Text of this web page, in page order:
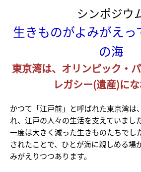
シンポジウ
生きものがよみがえっ
の海
東京湾は、オリンピック・
レガシー(遺産)に
かつて「江戸前」と呼ばれた東京湾は
れ、江戸の人々の生活を支えていまし
一度は大きく減った生きものたちでし
されたことで、ひとが海に親しめる場
みがえりつつあります。